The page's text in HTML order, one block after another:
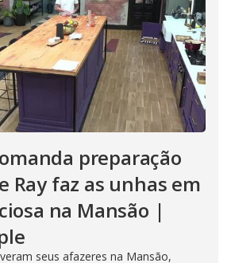
preparação
Ray faz as unhas em
na Mansão |
seus afazeres na Mansão,